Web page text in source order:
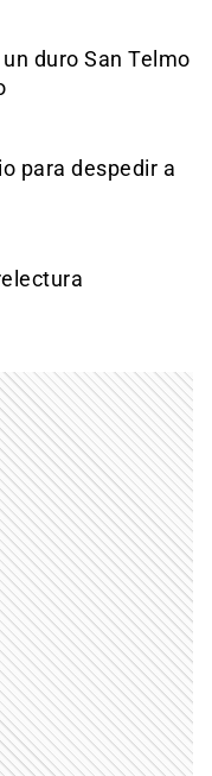
duro San Telmo
para despedir a